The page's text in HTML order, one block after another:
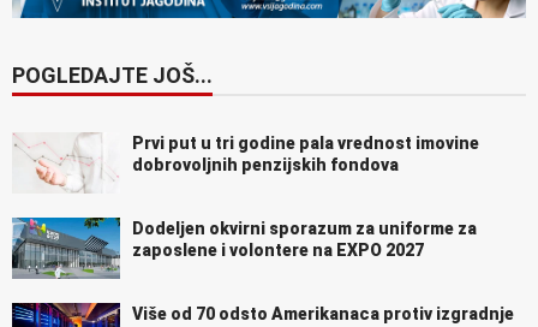
POGLEDAJTE JOŠ...
Prvi put u tri godine pala vrednost imovine
dobrovoljnih penzijskih fondova
Dodeljen okvirni sporazum za uniforme za
zaposlene i volontere na EXPO 2027
Više od 70 odsto Amerikanaca protiv izgradnje